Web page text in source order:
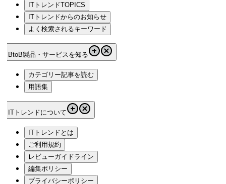
ITトレンドTOPICS
ITトレンドからのお知らせ
よく検索されるキーワード
BtoB製品・サービスを知る
カテゴリー記事を読む
用語集
ITトレンドについて
ITトレンドとは
ご利用規約
レビューガイドライン
編集ポリシー
プライバシーポリシー